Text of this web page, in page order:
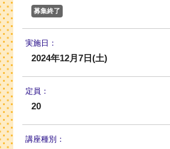
募集終了
実施日：
2024年12月7日(土)
定員：
20
講座種別：